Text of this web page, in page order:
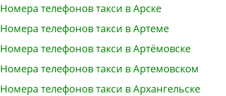
Номера телефонов такси в Арске
Номера телефонов такси в Артеме
Номера телефонов такси в Артёмовске
Номера телефонов такси в Артемовском
Номера телефонов такси в Архангельске